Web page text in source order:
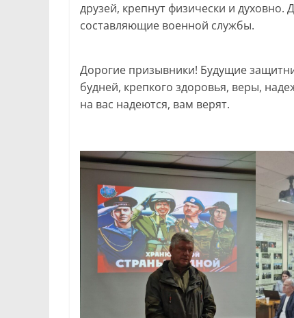
друзей, крепнут физически и духовно.
составляющие военной службы.
Дорогие призывники! Будущие
будней, крепкого здоровья, веры,
на вас надеются, вам верят.